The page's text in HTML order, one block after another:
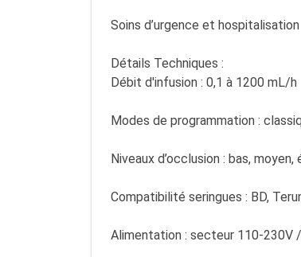
Soins d’urgence et hospitalisation
Détails Techniques :
Débit d'infusion : 0,1 à 1200 mL/h
Modes de programmation :
Niveaux d’occlusion : bas,
Compatibilité seringues : BD,
Alimentation : secteur 110-230V